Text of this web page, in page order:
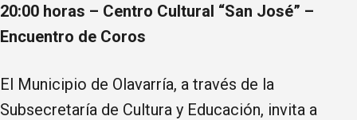
20:00 horas – Centro Cultural “San José” –
Encuentro de Coros
El Municipio de Olavarría, a través de la
Subsecretaría de Cultura y Educación, invita a